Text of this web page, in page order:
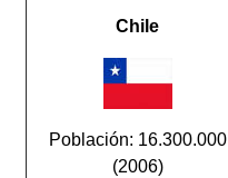
Chile
Población: 16.300.000
(2006)